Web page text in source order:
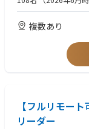
・テストの自動化
・ユーザ増加時の負
■フレームワーク：
■DB： Microsoft
◆◆仕事内容
・顧客ヒアリング：
ごと・業務フローを把
し、整理・抽象化する
・要件定義・設計：
・開発連携： 合意
整・リリース推進を
・機能検証： リリー
・関係者（顧客・開
【求める人物像】
・実直に現場と向き
・論理的思考力に長け
複数あり
【フルリモー
リーダー